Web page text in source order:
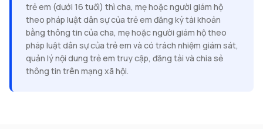
trẻ em (dưới 16 tuổi) thì cha, mẹ hoặc người giám hộ
theo pháp luật dân sự của trẻ em đăng ký tài khoản
bằng thông tin của cha, mẹ hoặc người giám hộ theo
pháp luật dân sự của trẻ em và có trách nhiệm giám sát,
quản lý nội dung trẻ em truy cập, đăng tải và chia sẻ
thông tin trên mạng xã hội.